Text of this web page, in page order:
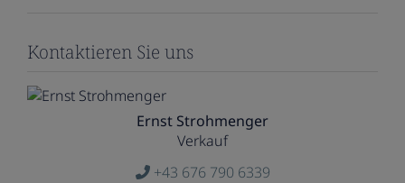
Kontaktieren Sie uns
Ernst Strohmenger
Verkauf
+43 676 790 6339